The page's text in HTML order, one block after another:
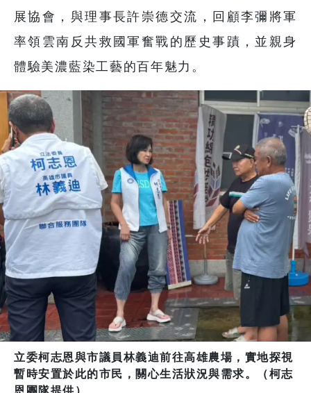
展協會，與理事長許崇德交流，回顧李彌將軍
率領雲南反共救國軍奮戰的歷史事蹟，並親身
體驗美濃藍染工藝的百年魅力。
立委柯志恩與市議員林義迪前往高雄農場，實地探視
暫時安置於此的市民，關心生活狀況與需求。（柯志